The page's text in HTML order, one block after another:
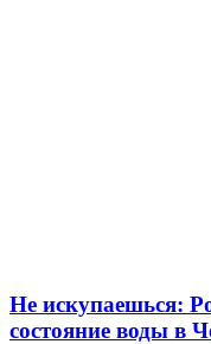
Не искупаешься:
состояние воды в